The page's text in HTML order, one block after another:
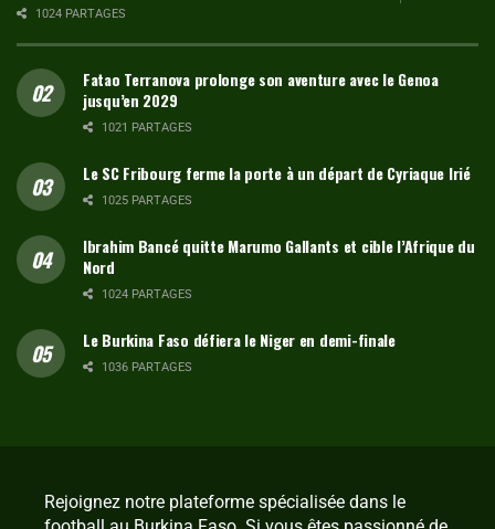
1024 PARTAGES
Fatao Terranova prolonge son aventure avec le Genoa
jusqu’en 2029
1021 PARTAGES
Le SC Fribourg ferme la porte à un départ de Cyriaque Irié
1025 PARTAGES
Ibrahim Bancé quitte Marumo Gallants et cible l’Afrique du
Nord
1024 PARTAGES
Le Burkina Faso défiera le Niger en demi-finale
1036 PARTAGES
Rejoignez notre plateforme spécialisée dans le